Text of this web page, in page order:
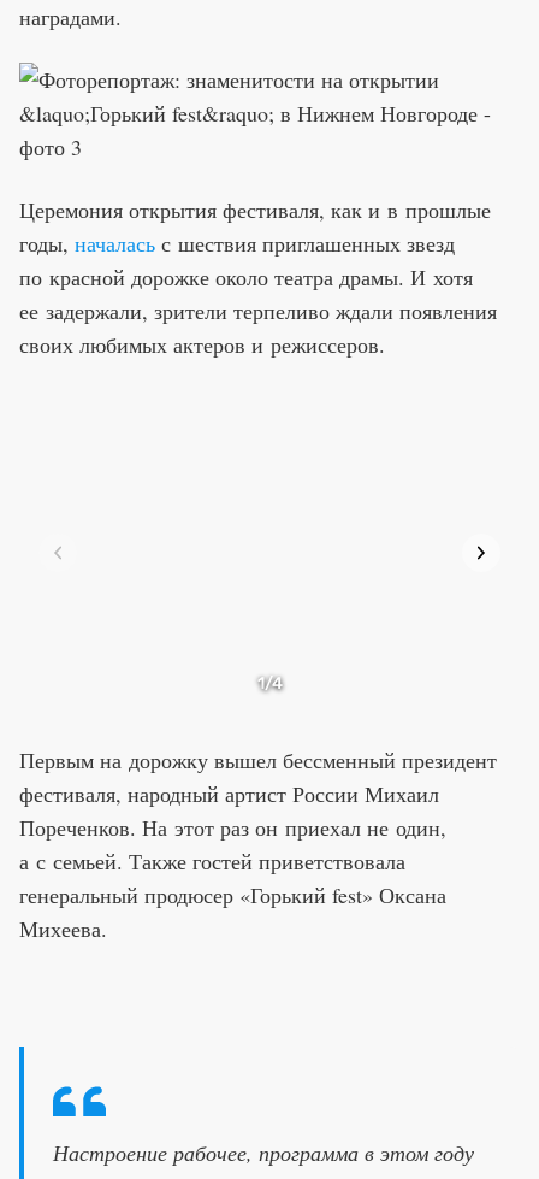
наградами.
Церемония открытия фестиваля, как и в прошлые
годы, началась с шествия приглашенных звезд
по красной дорожке около театра драмы. И хотя
ее задержали, зрители терпеливо ждали появления
своих любимых актеров и режиссеров.
1/4
Первым на дорожку вышел бессменный президент
фестиваля, народный артист России Михаил
Пореченков. На этот раз он приехал не один,
а с семьей. Также гостей приветствовала
генеральный продюсер «Горький fest» Оксана
Михеева.
Настроение рабочее, программа в этом году